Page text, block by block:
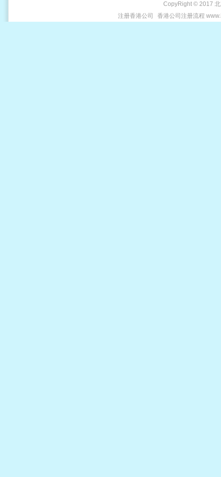
CopyRight © 2017
注册香港公司
香港公司注册流程